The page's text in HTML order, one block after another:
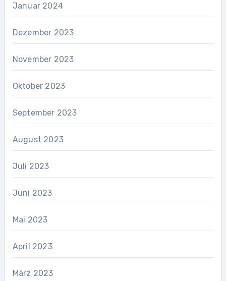
Januar 2024
Dezember 2023
November 2023
Oktober 2023
September 2023
August 2023
Juli 2023
Juni 2023
Mai 2023
April 2023
März 2023